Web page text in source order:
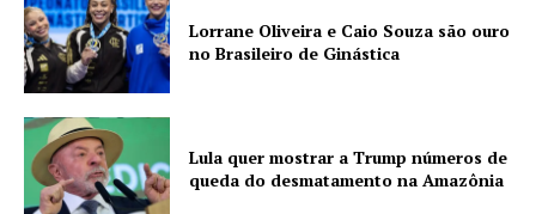
Lorrane Oliveira e Caio Souza são ouro
no Brasileiro de Ginástica
Lula quer mostrar a Trump números de
queda do desmatamento na Amazônia